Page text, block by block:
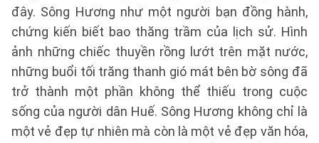
đây. Sông Hương như một người bạn đồng hành,
chứng kiến biết bao thăng trầm của lịch sử. Hình
ảnh những chiếc thuyền rồng lướt trên mặt nước,
những buổi tối trăng thanh gió mát bên bờ sông đã
trở thành một phần không thể thiếu trong cuộc
sống của người dân Huế. Sông Hương không chỉ là
một vẻ đẹp tự nhiên mà còn là một vẻ đẹp văn hóa,